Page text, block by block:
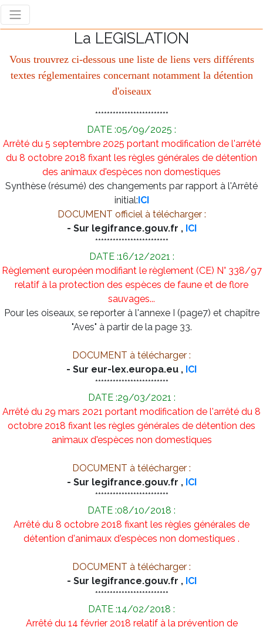
La LEGISLATION
Vous trouvrez ci-dessous une liste de liens vers différents
textes réglementaires concernant notamment la détention
d'oiseaux
*************************
DATE :05/09/2025 :
Arrêté du 5 septembre 2025 portant modification de l'arrêté
du 8 octobre 2018 fixant les règles générales de détention
des animaux d'espèces non domestiques
Synthèse (résumé) des changements par rapport à l'Arrêté
initial:ICI
DOCUMENT officiel à télécharger :
- Sur legifrance.gouv.fr , ICI
*************************
DATE :16/12/2021 :
Règlement européen modifiant le règlement (CE) N° 338/97
relatif à la protection des espèces de faune et de flore
sauvages...
Pour les oiseaux, se reporter à l'annexe I (page7) et chapître
"Aves" à partir de la page 33.
DOCUMENT à télécharger :
- Sur eur-lex.europa.eu , ICI
*************************
DATE :29/03/2021 :
Arrêté du 29 mars 2021 portant modification de l'arrêté du 8
octobre 2018 fixant les règles générales de détention des
animaux d'espèces non domestiques
DOCUMENT à télécharger :
- Sur legifrance.gouv.fr , ICI
*************************
DATE :08/10/2018 :
Arrêté du 8 octobre 2018 fixant les règles générales de
détention d'animaux d'espèces non domestiques .
DOCUMENT à télécharger :
- Sur legifrance.gouv.fr , ICI
*************************
DATE :14/02/2018 :
Arrêté du 14 février 2018 relatif à la prévention de